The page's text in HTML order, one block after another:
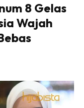
8 Gelas
Wajah